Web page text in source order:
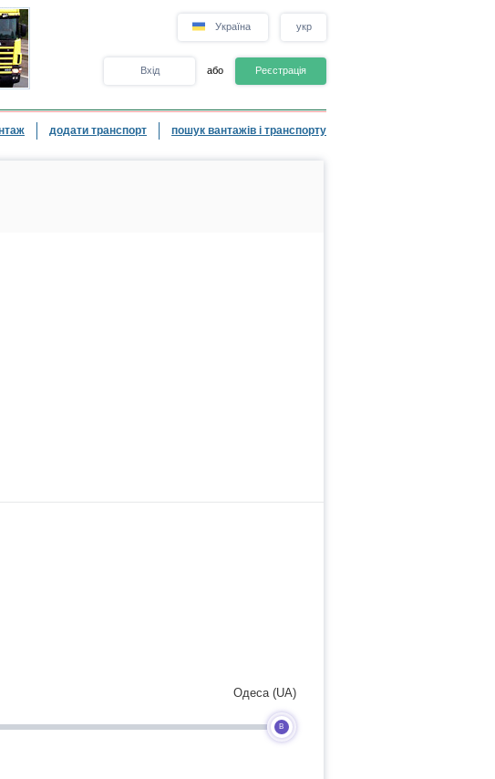
Україна укр
Вхід або Реєстрація
додати транспорт пошук вантажів і транспорту
B
Одеса (UA)